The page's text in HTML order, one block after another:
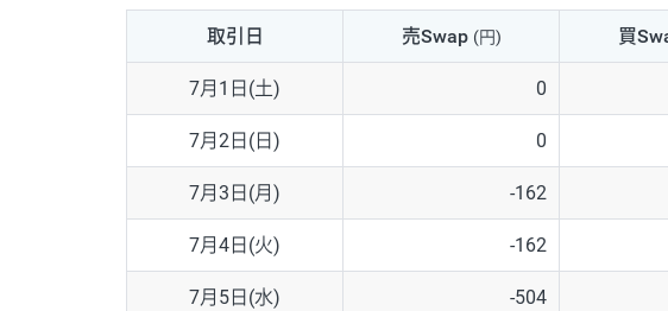
AUD/USD
NZD/USD 41円
EUR/GBP 71円
EUR/AUD 103円
GBP/AUD 43円
AUD/NZD 66円
取引日 売Swap (円) 買
7月1日(土) 0
7月2日(日) 0
7月3日(月) -162
7月4日(火) -162
7月5日(水) -504